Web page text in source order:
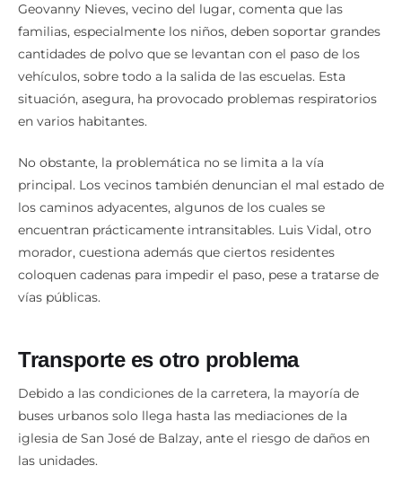
Geovanny Nieves, vecino del lugar, comenta que las
familias, especialmente los niños, deben soportar grandes
cantidades de polvo que se levantan con el paso de los
vehículos, sobre todo a la salida de las escuelas. Esta
situación, asegura, ha provocado problemas respiratorios
en varios habitantes.
No obstante, la problemática no se limita a la vía
principal. Los vecinos también denuncian el mal estado de
los caminos adyacentes, algunos de los cuales se
encuentran prácticamente intransitables. Luis Vidal, otro
morador, cuestiona además que ciertos residentes
coloquen cadenas para impedir el paso, pese a tratarse de
vías públicas.
Transporte es otro problema
Debido a las condiciones de la carretera, la mayoría de
buses urbanos solo llega hasta las mediaciones de la
iglesia de San José de Balzay, ante el riesgo de daños en
las unidades.